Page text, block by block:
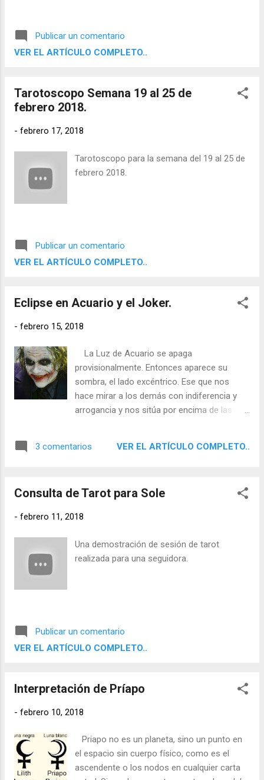
Publicar un comentario
VER EL ARTÍCULO COMPLETO..
Tarotoscopo Semana 19 al 25 de
febrero 2018.
- febrero 17, 2018
Tarotoscopo para la semana del 19 al 25 de
febrero 2018.
Publicar un comentario
VER EL ARTÍCULO COMPLETO..
Eclipse en Acuario y el Joker.
- febrero 15, 2018
La Luz de Acuario se apaga
provisionalmente. Entonces aparece su
sombra, el lado excéntrico. Ese que nos
hace mirar a los demás con indiferencia y
arrogancia y nos sitúa por encima de las
conformistas -que prácticamente son todos
distancia hasta quedarse sin amigos. Ese
que nos hace sufrir por que nos hace ser
normales.
3 comentarios VER EL ARTÍCULO COMPLETO..
Consulta de Tarot para Sole
- febrero 11, 2018
Una demostración de sesión de tarot
realizada para una seguidora.
Publicar un comentario
VER EL ARTÍCULO COMPLETO..
Interpretación de Príapo
- febrero 10, 2018
Priapo no es un planeta, sino un punto en
el espacio sin cuerpo físico, como es el
ascendente o los nodos en cualquier carta